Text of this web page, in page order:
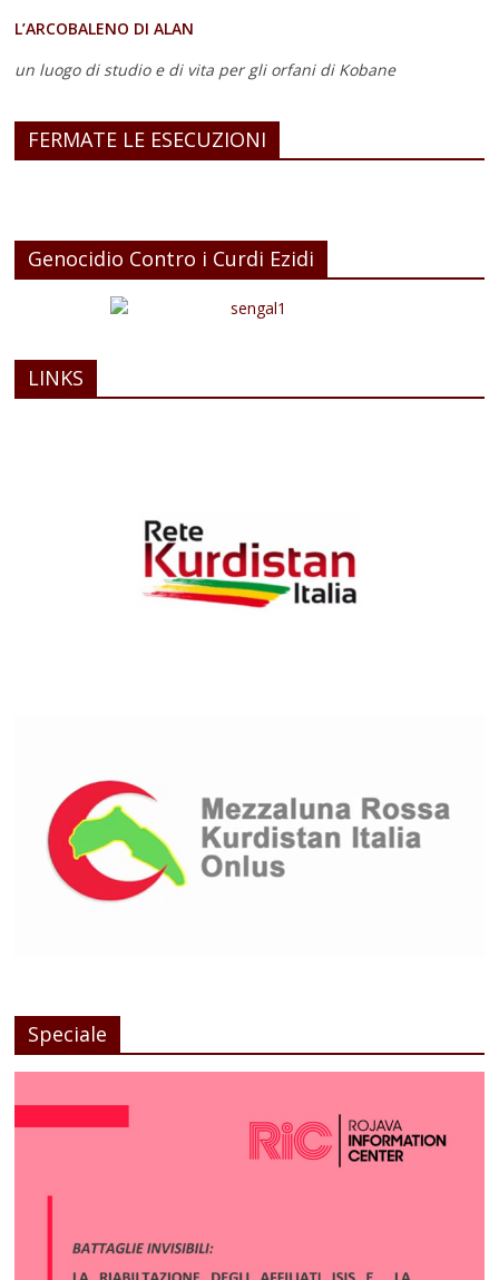
L’ARCOBALENO DI ALAN
un luogo di studio e di vita per gli orfani di Kobane
FERMATE LE ESECUZIONI
Genocidio Contro i Curdi Ezidi
LINKS
Speciale